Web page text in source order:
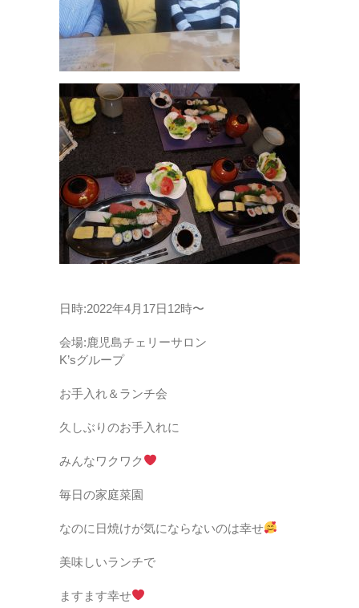
日時:2022年4月17日12時〜
会場:鹿児島チェリーサロン
K’sグループ
お手入れ＆ランチ会
久しぶりのお手入れに
みんなワクワク
毎日の家庭菜園
なのに日焼けが気にならないのは幸せ
美味しいランチで
ますます幸せ